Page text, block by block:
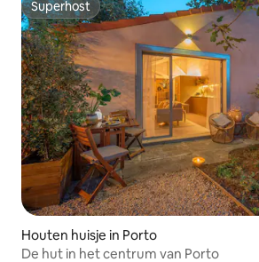
Superhost
Superhost
Houten huisje in Porto
De hut in het centrum van Porto